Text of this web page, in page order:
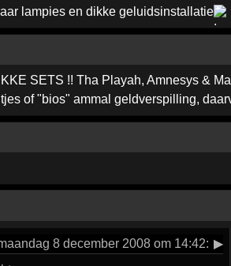
lampies en dikke geluidsinstallatie
SETS !! Tha Playah, Amnesys &
of "bios" ammal geldverspilling,
8 december 2008 om 14:42: ▶